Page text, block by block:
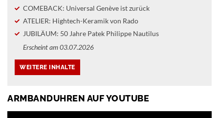
COMEBACK: Universal Genève ist zurück
ATELIER: Hightech-Keramik von Rado
JUBILÄUM: 50 Jahre Patek Philippe Nautilus
Erscheint am 03.07.2026
ARMBANDUHREN AUF YOUTUBE